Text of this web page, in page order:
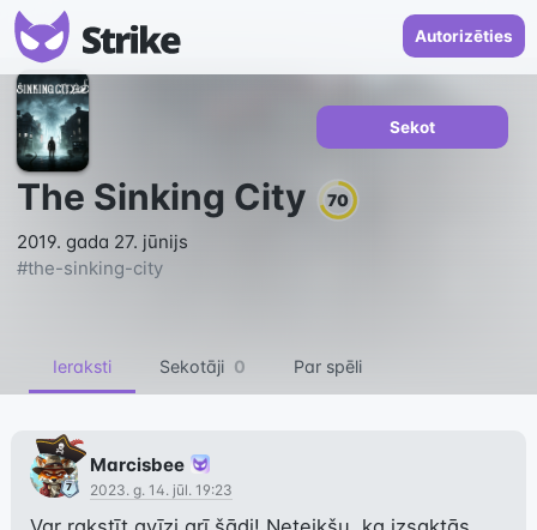
Autorizēties
The Sinking City 70
2019. gada 27. jūnijs
#the-sinking-city
Sekot
Ieraksti Sekotāji 0 Par spēli
Marcisbee
2023. g. 14. jūl. 19:23